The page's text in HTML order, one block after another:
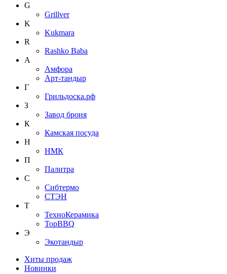
G
Grillver
K
Kukmara
R
Rashko Baba
А
Амфора
Арт-тандыр
Г
Грильдоска.рф
З
Завод броня
К
Камская посуда
Н
НМК
П
Палитра
С
Сибтермо
СТЭН
Т
ТехноКерамика
ТорBBQ
Э
Экотандыр
Хиты продаж
Новинки